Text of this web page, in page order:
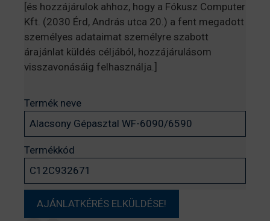
[és hozzájárulok ahhoz, hogy a Fókusz Computer
Kft. (2030 Érd, András utca 20.) a fent megadott
személyes adataimat személyre szabott
árajánlat küldés céljából, hozzájárulásom
visszavonásáig felhasználja.]
Termék neve
Termékkód